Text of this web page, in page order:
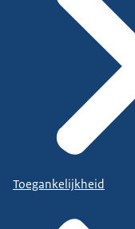
Toegankelijkheid